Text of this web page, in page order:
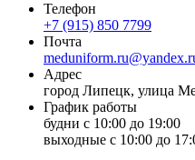
Телефон
+7 (915) 850 7799
Почта
Адрес
город Липецк, улица
График работы
будни с 10:00 до 19:00
выходные с 10:00 до